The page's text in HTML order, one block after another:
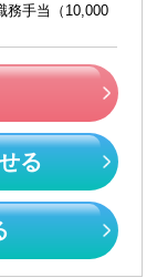
務手当（10,000
る